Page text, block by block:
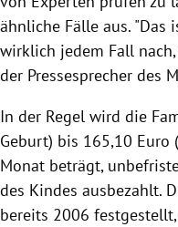
ähnliche Fälle aus. "Das
wirklich jedem Fall
der Pressesprecher des
In der Regel wird die
Geburt) bis 165,10 Euro
Monat beträgt,
des Kindes ausbezahlt.
bereits 2006